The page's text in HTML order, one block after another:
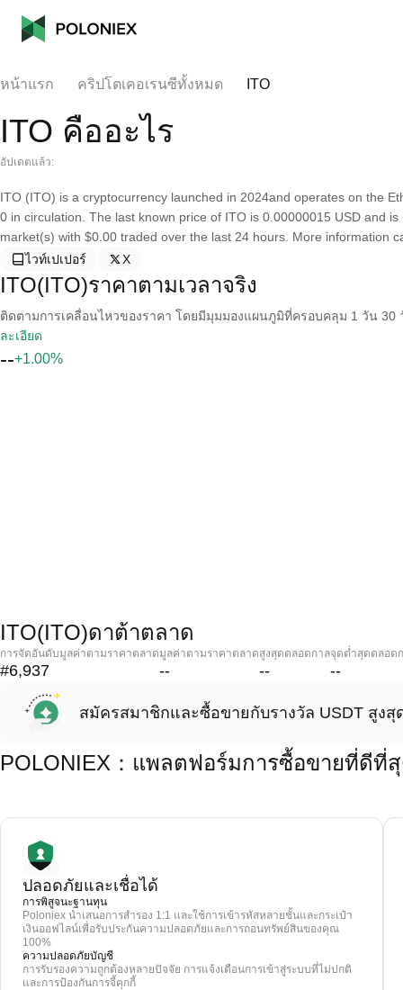
หน้าแรก คริปโตเคอเรนซีทั้งหมด ITO
ITO คืออะไร
อัปเดตแล้ว:
ITO (ITO) is a cryptocurrency launched in 2024and operates on the
0 in circulation. The last known price of ITO is 0.00000015 USD and
market(s) with $0.00 traded over the last 24 hours. More information
ไวท์เปเปอร์
X
ITO(ITO)ราคาตามเวลาจริง
ติดตามการเคลื่อนไหวของราคา โดยมีมุมมองแผนภูมิที่ครอบคลุม 1 วัน 30
ละเอียด
--+1.00%
ITO(ITO)ดาต้าตลาด
การจัดอันดับมูลค่าตามราคาตลาด
#6,937
มูลค่าตามราคาตลาด
--
สูงสุดตลอดกาล
--
จุดต่ำสุดตลอด
--
สมัครสมาชิกและซื้อขายกับรางวัล USDT สูงสุ
POLONIEX：แพลตฟอร์มการซื้อขายที่ดีที่
ปลอดภัยและเชื่อได้
การพิสูจนะฐานทุน
Poloniex นำเสนอการสำรอง 1:1 และใช้การเข้ารหัสหลายชั้นและกระเป๋า
เงินออฟไลน์เพื่อรับประกันความปลอดภัยและการถอนทรัพย์สินของคุณ
100%
ความปลอดภัยบัญชี
การรับรองความถูกต้องหลายปัจจัย การแจ้งเตือนการเข้าสู่ระบบที่ไม่ปกติ
และการป้องกันการจี้คุกกี้